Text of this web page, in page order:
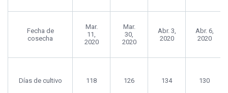
Fecha de
cosecha
Mar.
11,
2020
Mar.
30,
2020
Abr. 3,
2020
Abr. 6,
2020
Días de cultivo 118 126 134 130